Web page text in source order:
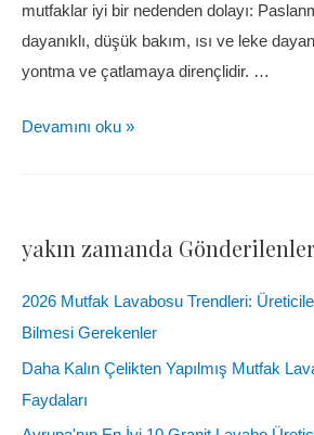
mutfaklar iyi bir nedenden dolayı:
dayanıklı, düşük bakım, ısı ve leke
yontma ve çatlamaya dirençlidir. …
Devamını oku »
yakın zamanda Gönderilenler
2026 Mutfak Lavabosu Trendleri:
Bilmesi Gerekenler
Daha Kalın Çelikten Yapılmış Mutfak
Faydaları